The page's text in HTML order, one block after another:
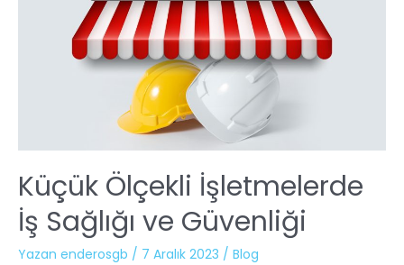
Küçük Ölçekli İşletmelerde
İş Sağlığı ve Güvenliği
Yazan enderosgb / 7 Aralık 2023 / Blog